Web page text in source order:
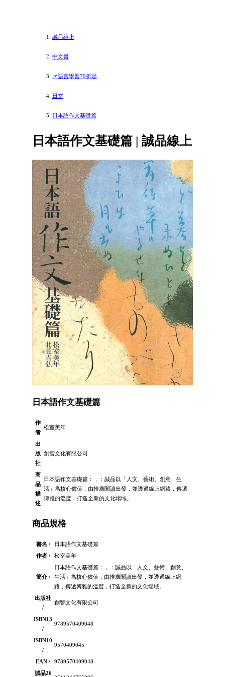
誠品線上
中文書
📌語言學習79折起
日文
日本語作文基礎篇
日本語作文基礎篇 | 誠品線上
日本語作文基礎篇
作
者
松室美年
出
版
社
創智文化有限公司
商
品
描
述
日本語作文基礎篇：，：誠品以「人文、藝術、創意、生
活」為核心價值，由推廣閱讀出發，並透過線上網路，傳遞
博雅的溫度，打造全新的文化場域。
商品規格
書名 /
日本語作文基礎篇
作者 /
松室美年
簡介 /
日本語作文基礎篇：，：誠品以「人文、藝術、創意、
生活」為核心價值，由推廣閱讀出發，並透過線上網
路，傳遞博雅的溫度，打造全新的文化場域。
出版社
/
創智文化有限公司
ISBN13
/
9789570409048
ISBN10
/
9570409045
EAN /
9789570409048
誠品26